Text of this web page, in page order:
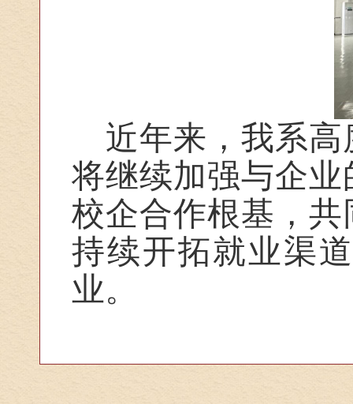
近年来，我系
将继续加强与企
校企合作根基，
持续开拓就业渠
业。